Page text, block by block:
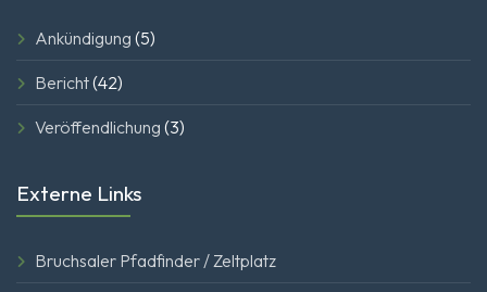
Ankündigung (5)
Bericht(42)
Veröffendlichung (3)
Externe Links
Bruchsaler Pfadfinder / Zeltplatz